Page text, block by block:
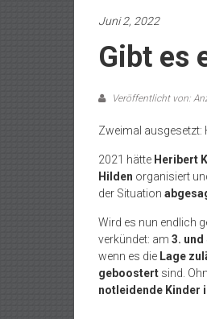
Juni 2, 2022
Gibt es
Veröffentlicht von:
Zweimal ausgesetzt:
2021 hätte Heribert
Hilden organisiert
der Situation
Wird es nun endlich
verkündet: am 3. und
wenn es die Lage
geboostert sind.
notleidende Kinder